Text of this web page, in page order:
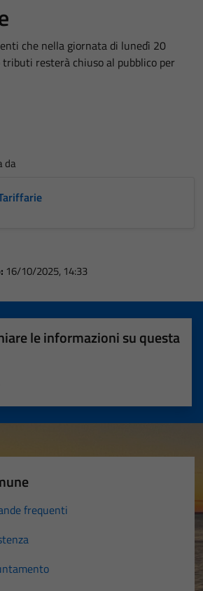
che nella giornata di lunedì 20
resterà chiuso al pubblico per
da
16/10/2025, 14:33
le informazioni su questa
5 stelle su 5
stelle su 5
su 5
5
frequenti